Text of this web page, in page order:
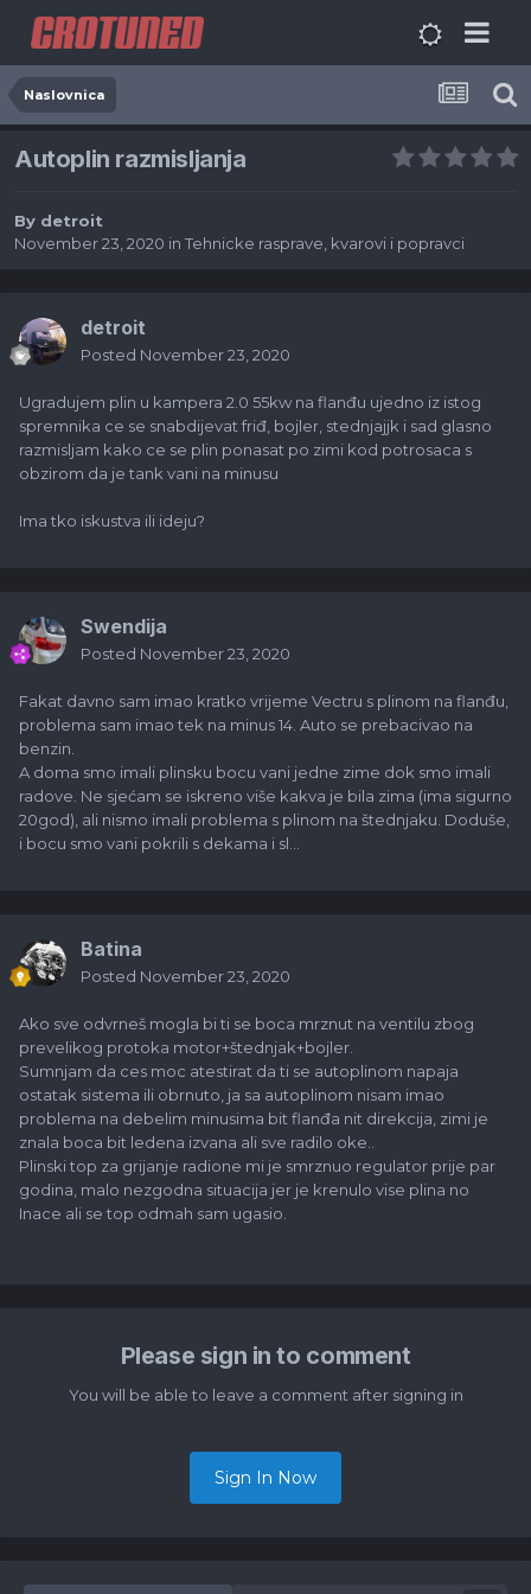
Naslovnica
Autoplin razmisljanja
By detroit
November 23, 2020 in Tehnicke rasprave, kvarovi i popravci
detroit
Posted November 23, 2020
Ugradujem plin u kampera 2.0 55kw na flanđu ujedno iz istog
spremnika ce se snabdijevat friđ, bojler, stednjajjk i sad glasno
razmisljam kako ce se plin ponasat po zimi kod potrosaca s
obzirom da je tank vani na minusu
Ima tko iskustva ili ideju?
Swendija
Posted November 23, 2020
Fakat davno sam imao kratko vrijeme Vectru s plinom na flanđu,
problema sam imao tek na minus 14. Auto se prebacivao na
benzin.
A doma smo imali plinsku bocu vani jedne zime dok smo imali
radove. Ne sjećam se iskreno više kakva je bila zima (ima sigurno
20god), ali nismo imali problema s plinom na štednjaku. Doduše,
i bocu smo vani pokrili s dekama i sl...
Batina
Posted November 23, 2020
Ako sve odvrneš mogla bi ti se boca mrznut na ventilu zbog
prevelikog protoka motor+štednjak+bojler.
Sumnjam da ces moc atestirat da ti se autoplinom napaja
ostatak sistema ili obrnuto, ja sa autoplinom nisam imao
problema na debelim minusima bit flanđa nit direkcija, zimi je
znala boca bit ledena izvana ali sve radilo oke..
Plinski top za grijanje radione mi je smrznuo regulator prije par
godina, malo nezgodna situacija jer je krenulo vise plina no
Inace ali se top odmah sam ugasio.
Please sign in to comment
You will be able to leave a comment after signing in
Sign In Now